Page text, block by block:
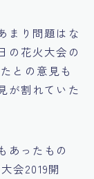
まり問題はな
の花火大会の
との意見も
が割れていた
あったもの
会2019開